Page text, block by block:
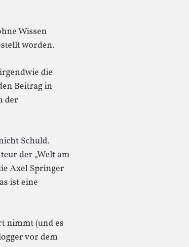
Wissen
worden.
die
Beitrag in
der
Schuld.
der „Welt am
Axel Springer
ist eine
nimmt (und es
vor dem